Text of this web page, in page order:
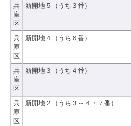
兵
庫
区
新開地５（うち３番）
兵
庫
区
新開地４（うち６番）
兵
庫
区
新開地３（うち４番）
兵
庫
区
新開地２（うち３～４・７番）